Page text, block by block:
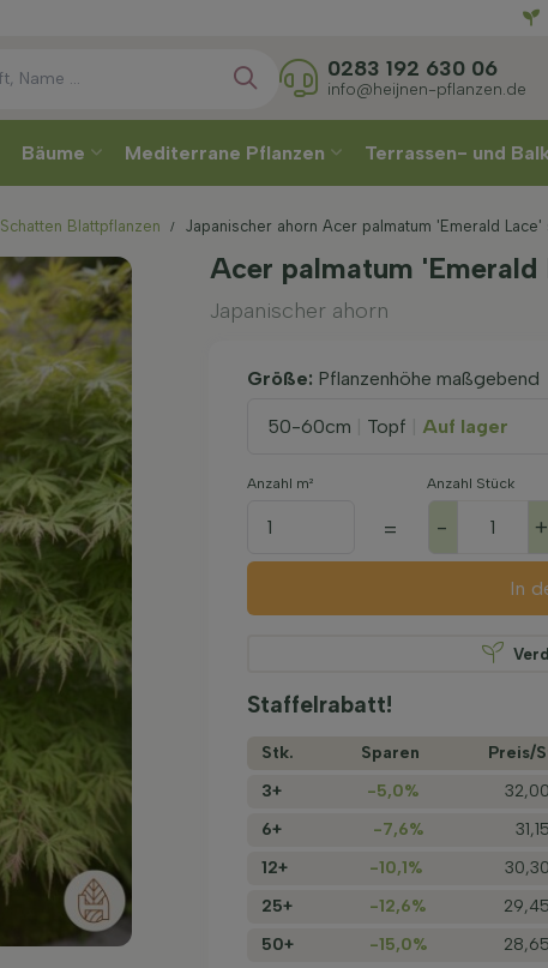
0283 192 630 06
info@heijnen-pflanzen.de
Bäume Mediterrane Pflanzen Terrassen- und
Schatten Blattpflanzen Japanischer ahorn Acer palmatum 'Emerald Lace'
Acer palmatum
Japanischer ahorn
Größe: Pflanzenhöhe maßgebend
50-60cm Topf Auf lager
Anzahl m²
=
Anzahl Stück
- +
In
Staffelrabatt!
Stk. Sparen
Preis/­
3+
-5,0%
6+
-7,6%
12+
-10,1%
25+
-12,6%
50+
-15,0%